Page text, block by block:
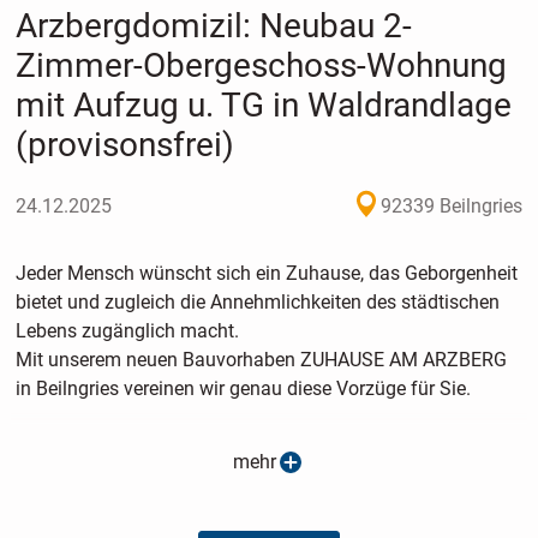
Arzbergdomizil: Neubau 2-
Zimmer-Obergeschoss-Wohnung
mit Aufzug u. TG in Waldrandlage
(provisonsfrei)
24.12.2025 92339 Beilngries
Jeder Mensch wünscht sich ein Zuhause, das Geborgenheit
bietet und zugleich die Annehmlichkeiten des städtischen
Lebens zugänglich macht.
Mit unserem neuen Bauvorhaben ZUHAUSE AM ARZBERG
in Beilngries vereinen wir genau diese Vorzüge für Sie.
Die besondere Südwestlage am Waldrand bietet einen
herrlichen Blick über Beilngries und das Altmühltal.
Barrierefreie Zugänge, ein moderner Aufzug und ein
mehr